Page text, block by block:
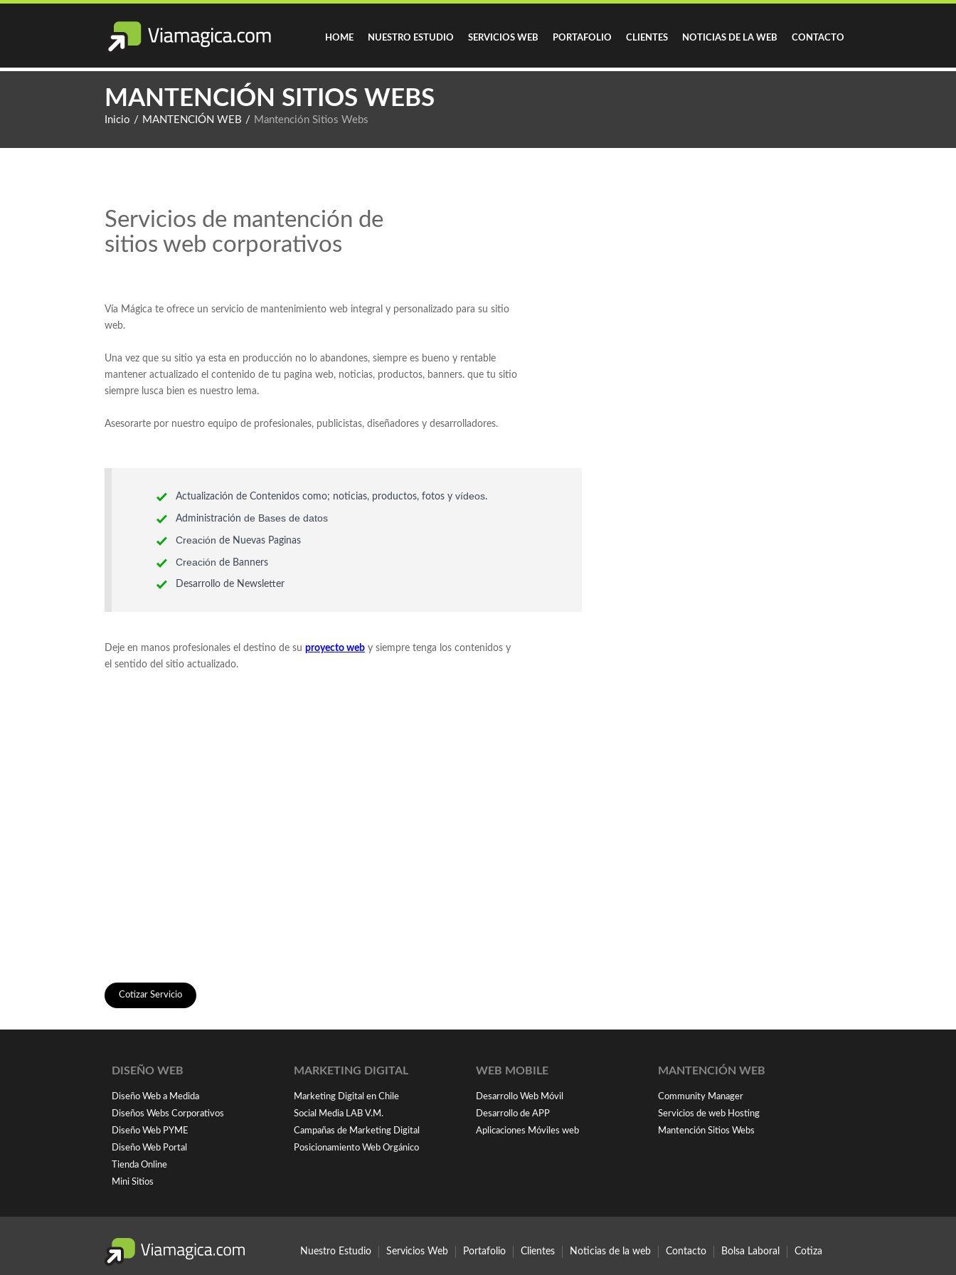
HOME NUESTRO ESTUDIO SERVICIOS WEB PORTAFOLIO CLIENTES NOTICIAS DE LA WEB CONTACTO
MANTENCIÓN SITIOS WEBS
Inicio / MANTENCIÓN WEB / Mantención Sitios Webs
Servicios de mantención de
sitios web corporativos
Vía Mágica te ofrece un servicio de mantenimiento web integral y personalizado para su sitio
web.
Una vez que su sitio ya esta en producción no lo abandones, siempre es bueno y rentable
mantener actualizado el contenido de tu pagina web, noticias, productos, banners. que tu sitio
siempre lusca bien es nuestro lema.
Asesorarte por nuestro equipo de profesionales, publicistas, diseñadores y desarrolladores.
Actualización de Contenidos como; noticias, productos, fotos y vídeos.
Administración de Bases de datos
Creación de Nuevas Paginas
Creación de Banners
Desarrollo de Newsletter
Deje en manos profesionales el destino de su proyecto web y siempre tenga los contenidos y
el sentido del sitio actualizado.
Cotizar Servicio
DISEÑO WEB
Diseño Web a Medida
Diseños Webs Corporativos
Diseño Web PYME
Diseño Web Portal
Tienda Online
Mini Sitios
MARKETING DIGITAL
Marketing Digital en Chile
Social Media LAB V.M.
Campañas de Marketing Digital
Posicionamiento Web Orgánico
WEB MOBILE
Desarrollo Web Móvil
Desarrollo de APP
Aplicaciones Móviles web
MANTENCIÓN WEB
Community Manager
Servicios de web Hosting
Mantención Sitios Webs
Nuestro Estudio Servicios Web Portafolio Clientes Noticias de la web Contacto Bolsa Laboral Cotiza